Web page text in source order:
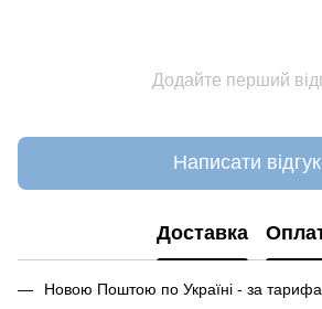
Додайте перший
Написати відгук
Доставка
Новою Поштою по Україні - за